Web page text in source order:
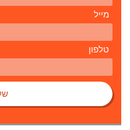
מייל
טלפון